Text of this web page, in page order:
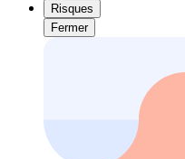
Risques
Fermer